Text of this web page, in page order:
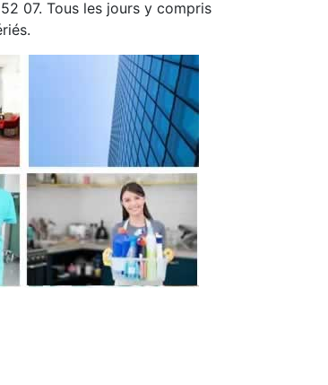
07. Tous les jours y compris